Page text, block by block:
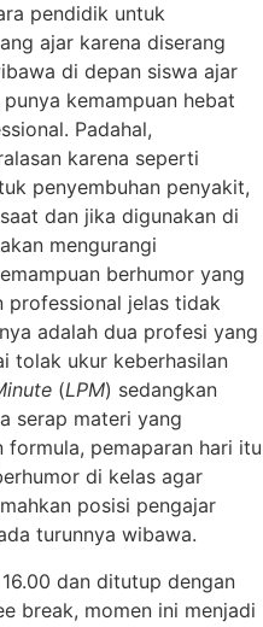
pendidik untuk
ajar karena diserang
di depan siswa ajar
kemampuan hebat
Padahal,
karena seperti
penyembuhan penyakit,
dan jika digunakan di
mengurangi
berhumor yang
professional jelas tidak
adalah dua profesi yang
tolak ukur keberhasilan
(LPM) sedangkan
serap materi yang
formula, pemaparan hari itu
di kelas agar
posisi pengajar
turunnya wibawa.
dan ditutup dengan
break, momen ini menjadi